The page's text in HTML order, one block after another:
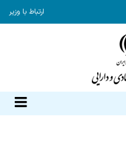
ارتباط با وزیر